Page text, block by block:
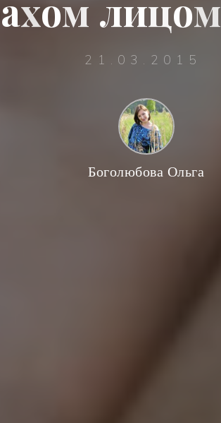
ахомлицом
21.03.2015
Боголюбова Ольга